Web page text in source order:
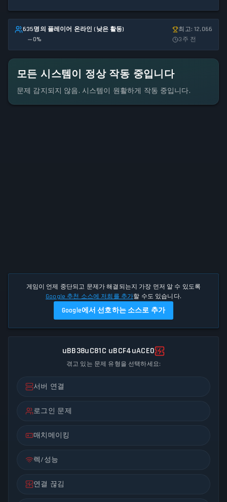
635명의 플레이어 온라인 (낮은 활동)
0%
최고: 12,066
3주 전
모든 시스템이 정상 작동 중입니다
문제 감지되지 않음. 시스템이 원활하게 작동 중입니다.
게임이 언제 중단되고 문제가 해결되는지 가장 먼저 알 수 있도록
Google 추천 소스에 저희를 추가할 수도 있습니다.
Google에서 선호하는 소스로 추가
uBB38uC81C uBCF4uACE0
겪고 있는 문제 유형을 선택하세요:
서버 연결
로그인 문제
매치메이킹
렉/성능
연결 끊김